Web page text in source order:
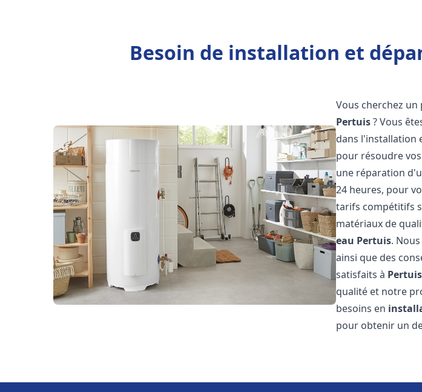
Besoin de installation et
Vous cherchez
Pertuis? Vous
dans l'installation
pour résoudre
une réparation
24 heures, pour
tarifs compétitifs
matériaux de
eau Pertuis.
ainsi que des
satisfaits à Pertuis
qualité et notre
besoins en
pour obtenir un